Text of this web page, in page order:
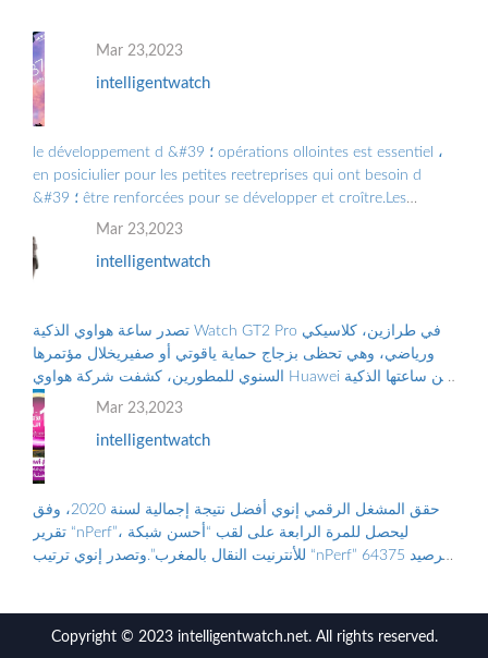
Mar 23,2023
intelligentwatch
le développement d &#39 ؛ opérations ollointes est essentiel ،
en posiciulier pour les petites reetreprises qui ont besoin d
&#39 ؛ être renforcées pour se développer et croître.Les
Grandes Entreprises doiv ...
Mar 23,2023
intelligentwatch
تصدر ساعة هواوي الذكية Watch GT2 Pro في طرازين، كلاسيكي
ورياضي، وهي تحظى بزجاج حماية ياقوتي أو صفيريخلال مؤتمرها
السنوي للمطورين، كشفت شركة هواوي Huawei عن ساعتها الذكية
Mar 23,2023
intelligentwatch
حقق المشغل الرقمي إنوي أفضل نتيجة إجمالية لسنة 2020، وفق
تقرير “nPerf”، ليحصل للمرة الرابعة على لقب “أحسن شبكة
للأنترنيت النقال بالمغرب”.وتصدر إنوي ترتيب “nPerf” برصيد 64375
Copyright © 2023 intelligentwatch.net. All rights reserved.